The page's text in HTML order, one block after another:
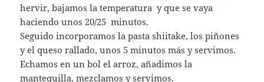
hervir, bajamos la temperatura y que se vaya
haciendo unos 20/25 minutos.
Seguido incorporamos la pasta shiitake, los piñones
y el queso rallado, unos 5 minutos más y servimos.
Echamos en un bol el arroz, añadimos la
mantequilla, mezclamos y servimos.